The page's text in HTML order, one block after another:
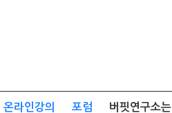
온라인강의 포럼 버핏연구소는